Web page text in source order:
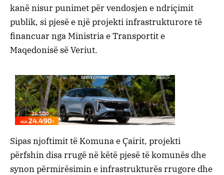
kanë nisur punimet për vendosjen e ndriçimit
publik, si pjesë e një projekti infrastrukturore të
financuar nga Ministria e Transportit e
Maqedonisë së Veriut.
Sipas njoftimit të Komuna e Çairit, projekti
përfshin disa rrugë në këtë pjesë të komunës dhe
synon përmirësimin e infrastrukturës rrugore dhe